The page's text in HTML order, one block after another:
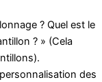
? Quel est le
? » (Cela
des